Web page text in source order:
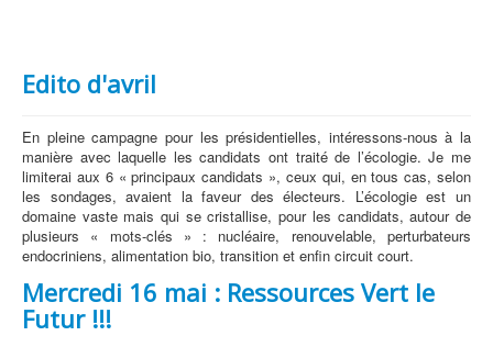
Edito d'avril
En pleine campagne pour les présidentielles, intéressons-nous à la
manière avec laquelle les candidats ont traité de l’écologie. Je me
limiterai aux 6 « principaux candidats », ceux qui, en tous cas, selon
les sondages, avaient la faveur des électeurs. L’écologie est un
domaine vaste mais qui se cristallise, pour les candidats, autour de
plusieurs « mots-clés » : nucléaire, renouvelable, perturbateurs
endocriniens, alimentation bio, transition et enfin circuit court.
Mercredi 16 mai : Ressources Vert le
Futur !!!